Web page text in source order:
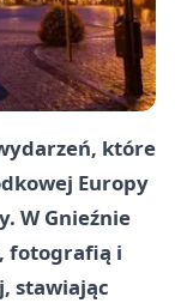
które
Europy
W Gnieźnie
fotografią i
stawiając